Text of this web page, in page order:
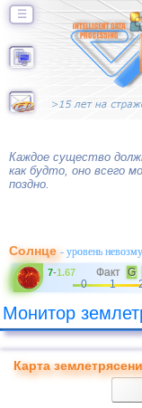
☰
Каждое существо
как будто, оно всего
поздно.
Солнце- уровень
7-1.67 Факт G
0
1
Монитор
Карта